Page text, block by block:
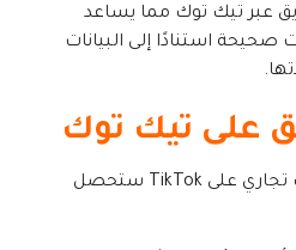
عبر تيك توك مما يساعد
صحيحة استنادًا إلى البيانات
على تيك توك
عند القيام بإنشاء حساب تجاري على TikTok ستحصل